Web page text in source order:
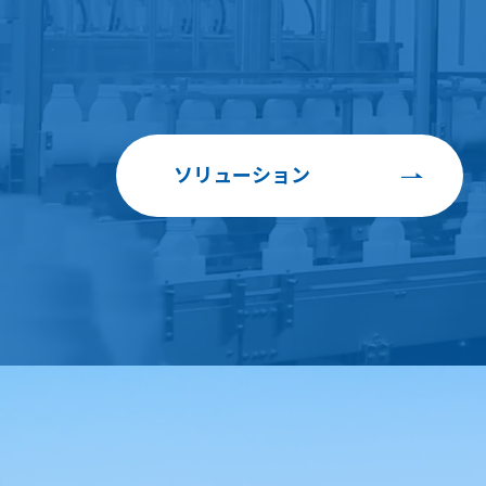
ソリューション